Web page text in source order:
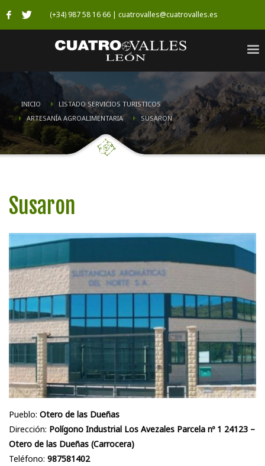
(+34) 987 58 16 66 | cuatrovalles@cuatrovalles.es
INICIO
LISTADO SERVICIOS TURISTICOS
ARTESANÍA AGROALIMENTARIA
SUSARON
Susaron
Pueblo: Otero de las Dueñas
Dirección: Polígono Industrial Los Avezales Parcela nº 1 24123 –
Otero de las Dueñas (Carrocera)
Teléfono: 987581402